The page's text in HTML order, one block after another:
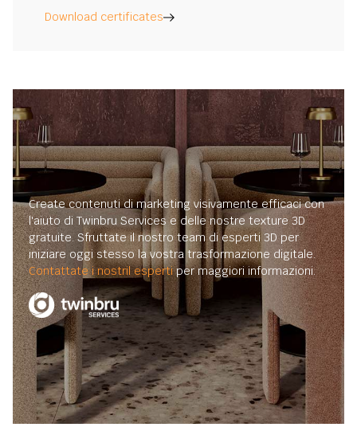
Download certificates
Create contenuti di marketing visivamente efficaci con
l'aiuto di Twinbru Services e delle nostre texture 3D
gratuite. Sfruttate il nostro team di esperti 3D per
iniziare oggi stesso la vostra trasformazione digitale.
Contattate i nostril espertiper maggiori informazioni.